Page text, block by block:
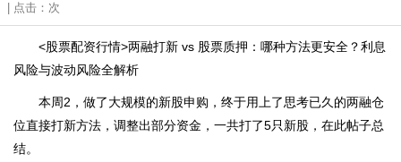
| 点击： 次
<股票配资行情>两融打新 vs 股票质押：哪种方法更安全？利息
风险与波动风险全解析
本周2，做了大规模的新股申购，终于用上了思考已久的两融仓
位直接打新方法，调整出部分资金，一共打了5只新股，在此帖子总
结。